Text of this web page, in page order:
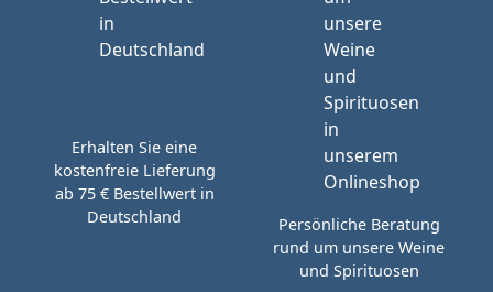
Erhalten Sie eine
kostenfreie Lieferung
ab 75 € Bestellwert in
Deutschland
Persönliche Beratung
rund um unsere Weine
und Spirituosen